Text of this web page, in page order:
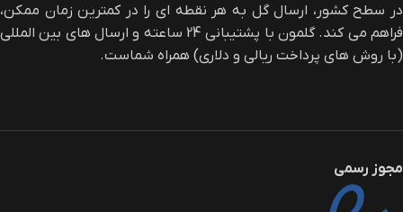
در سطح کشور، ارسال گل به هر نقطه ای را در کمترین زمان ممکن،
فراهم می کند. گلمون با پشتیبانی 24 ساعته و ارسال های بین المللی
(با روش های پرداخت ریالی و دلاری) همراه شماست.
مجوز رسمی